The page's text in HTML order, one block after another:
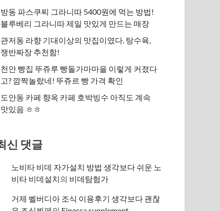
방동 파스쿠찌 그라니따 5400원에 먹는 방법!
블루베리 그라니따 제일 맛있게 만드는 매장
관저동 라향 기대이상의 맛집이였다. 탕수육,
쟁반짜장 추천함!
천안 빵집 뚜쥬루 빵돌가마마을 이렇게 커졌다
고? 깜짝놀랐네! 뚜쥬르 빵 가격 확인
도안동 카페 향옥 카페 호박빙수 아직도 계속
맛있음 ㅎㅎ
신 댓글
노비타 비데 자가설치 방법 생각보다 쉬운 노
비타 비데설치의 비데탐험가
거제 벨버디아 조식 이용후기 생각보다 괜찮